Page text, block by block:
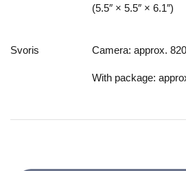
(5.5″ × 5.5″ × 6.1″)
Svoris Camera: approx.
With package: